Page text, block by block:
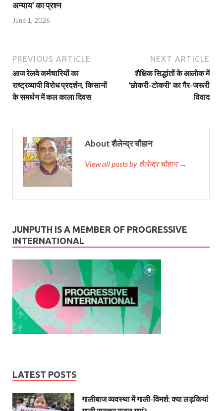
अन्याय’ का प्रश्न
June 1, 2026
PREVIOUS ARTICLE
आज रेलवे कर्मचारियों का
राष्ट्रव्यापी विरोध प्रदर्शन, किसानों
के समर्थन में कल काला दिवस
NEXT ARTICLE
शैक्षिक सिद्धांतों के आलोक में
‘छोकरी-टोकरी’ का गैर-जरूरी
विवाद
About शैलेन्द्र चौहान
View all posts by शैलेन्द्र चौहान →
JUNPUTH IS A MEMBER OF PROGRESSIVE
INTERNATIONAL
LATEST POSTS
गालीबाज व्‍यवस्‍था में गाली-विमर्श: क्या लड़कियां